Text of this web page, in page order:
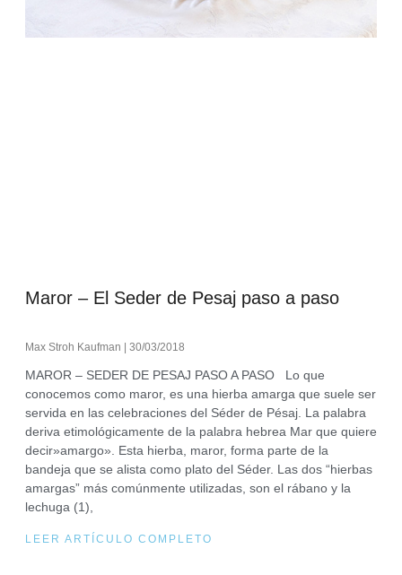
Maror – El Seder de Pesaj paso a paso
Max Stroh Kaufman 30/03/2018
MAROR – SEDER DE PESAJ PASO A PASO Lo que
conocemos como maror, es una hierba amarga que suele ser
servida en las celebraciones del Séder de Pésaj. La palabra
deriva etimológicamente de la palabra hebrea Mar que quiere
decir»amargo». Esta hierba, maror, forma parte de la
bandeja que se alista como plato del Séder. Las dos “hierbas
amargas” más comúnmente utilizadas, son el rábano y la
lechuga (1),
LEER ARTÍCULO COMPLETO